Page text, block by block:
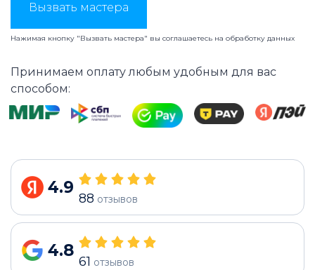
Вызвать мастера
Нажимая кнопку "Вызвать мастера" вы соглашаетесь на обработку данных
Принимаем оплату любым удобным для вас
способом:
4.9
88 отзывов
4.8
61 отзывов